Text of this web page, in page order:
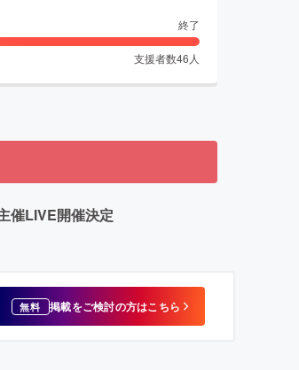
終了
支援者数46 人
催LIVE開催決定
無料 掲載をご検討の方はこちら